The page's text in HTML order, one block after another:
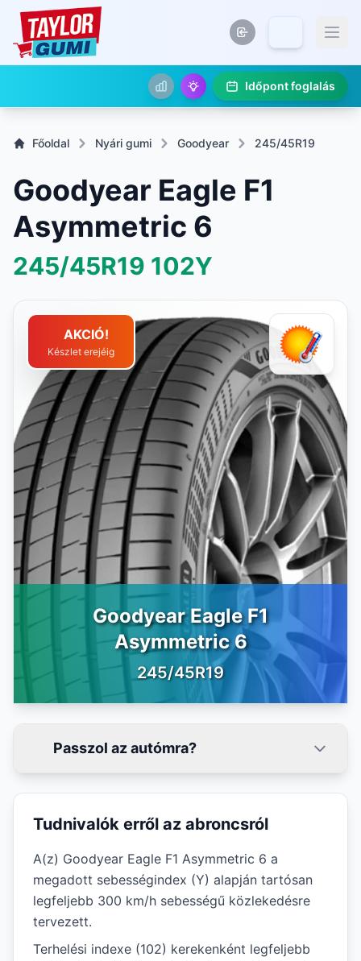
Időpont foglalás
Főoldal Nyári gumi Goodyear 245/45R19
Goodyear Eagle F1
Asymmetric 6
245/45R19 102Y
AKCIÓ!
Készlet erejéig
Goodyear Eagle F1
Asymmetric 6
245/45R19
Passzol az autómra?
Tudnivalók erről az abroncsról
A(z) Goodyear Eagle F1 Asymmetric 6 a
megadott sebességindex (Y) alapján tartósan
legfeljebb 300 km/h sebességű közlekedésre
tervezett.
Terhelési indexe (102) kerekenként legfeljebb